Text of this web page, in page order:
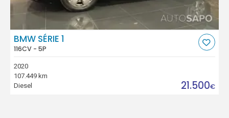
BMW SÉRIE 1
116CV - 5P
2020
107.449 km
Diesel
21.500€